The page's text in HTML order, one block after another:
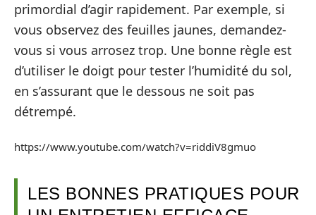
primordial d’agir rapidement. Par exemple, si
vous observez des feuilles jaunes, demandez-
vous si vous arrosez trop. Une bonne règle est
d’utiliser le doigt pour tester l’humidité du sol,
en s’assurant que le dessous ne soit pas
détrempé.
https://www.youtube.com/watch?v=riddiV8gmuo
LES BONNES PRATIQUES POUR